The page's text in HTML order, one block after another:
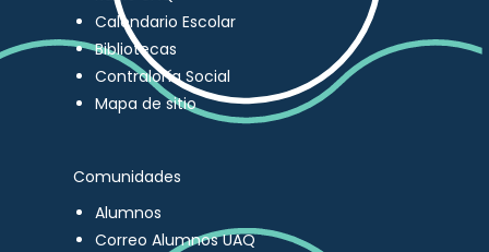
Calendario Escolar
Bibliotecas
Contraloría Social
Mapa de sitio
Comunidades
Alumnos
Correo Alumnos UAQ